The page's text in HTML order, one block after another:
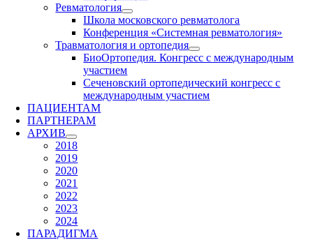
Ревматология
Школа московского ревматолога
Конференция «Системная ревматология»
Травматология и ортопедия
БиоОртопедия. Конгресс с международным
участием
Сеченовский ортопедический конгресс с
международным участием
ПАЦИЕНТАМ
ПАРТНЕРАМ
АРХИВ
2018
2019
2020
2021
2022
2023
2024
ПАРАДИГМА